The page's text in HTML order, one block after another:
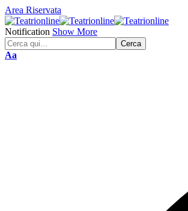
Area Riservata
Notification Show More
Font
Aa